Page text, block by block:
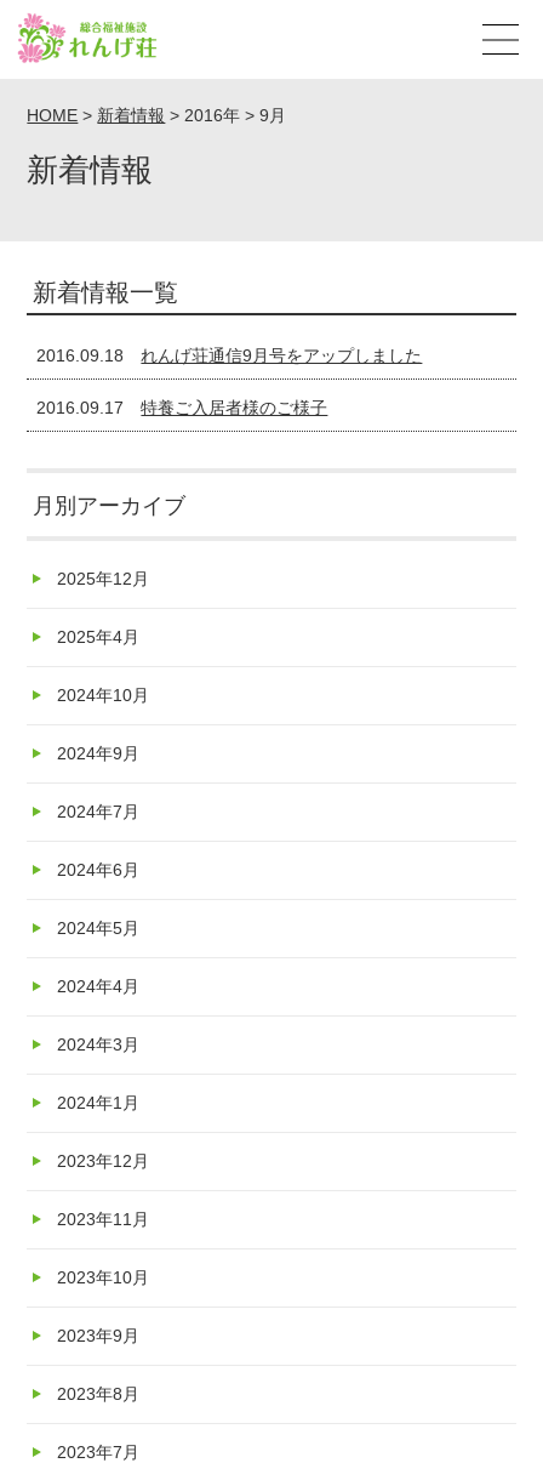
HOME > 新着情報 >2016年 >9月
新着情報
新着情報一覧
2016.09.18 れんげ荘通信9月号をアップしました
2016.09.17 特養ご入居者様のご様子
月別アーカイブ
2025年12月
2025年4月
2024年10月
2024年9月
2024年7月
2024年6月
2024年5月
2024年4月
2024年3月
2024年1月
2023年12月
2023年11月
2023年10月
2023年9月
2023年8月
2023年7月